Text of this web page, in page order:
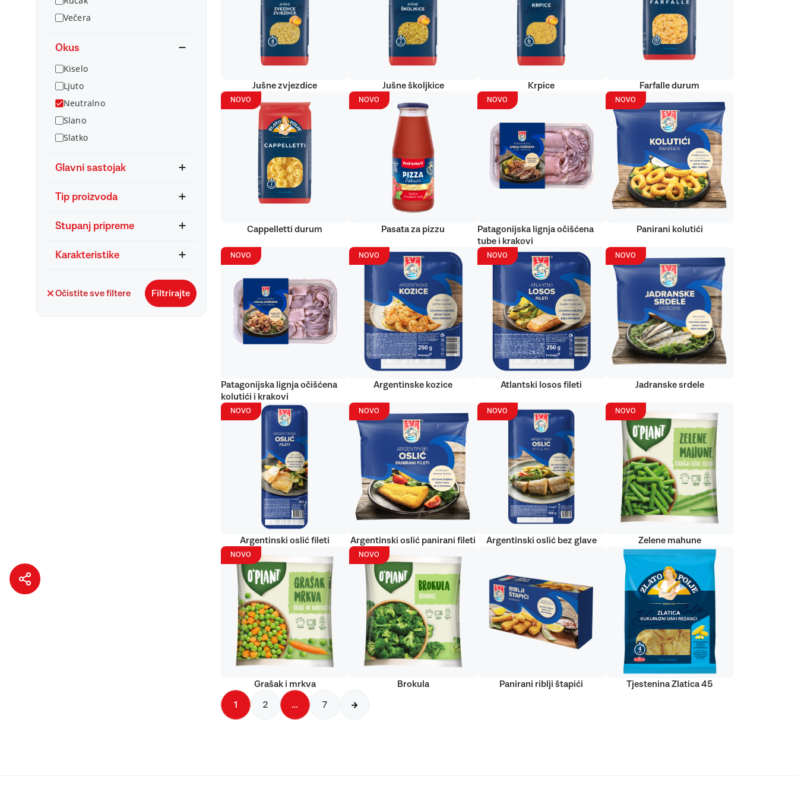
Večera
Okus
Kiselo
Ljuto
Neutralno
Slano
Slatko
Glavni sastojak
Tip proizvoda
Stupanj pripreme
Karakteristike
Očistite sve filtere Filtrirajte
Jušne zvjezdice Jušne školjkice Krpice Farfalle durum
NOVO
Cappelletti durum
NOVO
Pasata za pizzu
NOVO
Patagonijska lignja očišćena
tube i krakovi
NOVO
Panirani kolutići
NOVO
Patagonijska lignja očišćena
kolutići i krakovi
NOVO
Argentinske kozice
NOVO
Atlantski losos fileti
NOVO
Jadranske srdele
NOVO
Argentinski oslić fileti
NOVO
Argentinski oslić panirani fileti
NOVO
Argentinski oslić bez glave
NOVO
Zelene mahune
NOVO
Grašak i mrkva
NOVO
Brokula Panirani riblji štapići Tjestenina Zlatica 45
1 2 … 7